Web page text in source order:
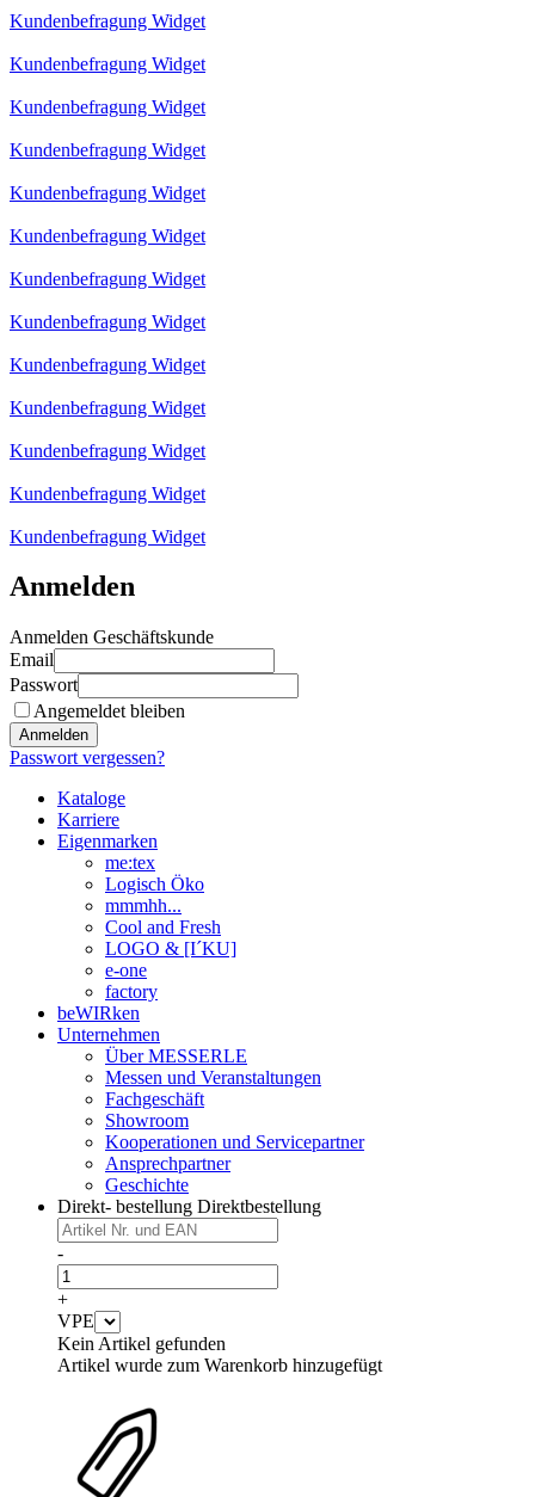
Kundenbefragung Widget
Kundenbefragung Widget
Kundenbefragung Widget
Kundenbefragung Widget
Kundenbefragung Widget
Kundenbefragung Widget
Kundenbefragung Widget
Kundenbefragung Widget
Kundenbefragung Widget
Kundenbefragung Widget
Kundenbefragung Widget
Kundenbefragung Widget
Kundenbefragung Widget
Anmelden
Anmelden Geschäftskunde
Email
Passwort
Angemeldet bleiben
Anmelden
Passwort vergessen?
Kataloge
Karriere
Eigenmarken
me:tex
Logisch Öko
mmmhh...
Cool and Fresh
LOGO & [I´KU]
e-one
factory
beWIRken
Unternehmen
Über MESSERLE
Messen und Veranstaltungen
Fachgeschäft
Showroom
Kooperationen und Servicepartner
Ansprechpartner
Geschichte
Direkt- bestellung Direktbestellung
-
+
VPE
Kein Artikel gefunden
Artikel wurde zum Warenkorb hinzugefügt